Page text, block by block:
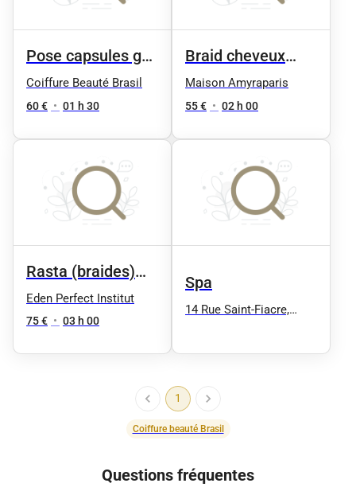
Pose capsules gel
avec vernis semi-
permanent — 60 €
Coiffure Beauté Brasil
60 € • 01 h 30
Braid cheveux
naturelle
Maison Amyraparis
55 € • 02 h 00
Rasta (braides)
selon la longueur
Eden Perfect Institut
75 € • 03 h 00
Spa
14 Rue Saint-Fiacre,
1
Coiffure beauté Brasil
Questions fréquentes